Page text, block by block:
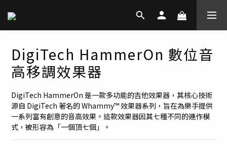
DigiTech HammerOn 數位音
高移調效果器
DigiTech HammerOn 是一款多功能的吉他效果器，其核心技術
源自 DigiTech 著名的 Whammy™ 效果器系列，旨在為樂手提供
一系列富有創意的音高效果。這款效果器因其七種不同的運作模
式，被形容為「一個頂七個」。